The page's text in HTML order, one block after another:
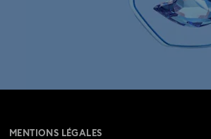
Montres suisses pour hommes et femmes
MENTIONS LÉGALES